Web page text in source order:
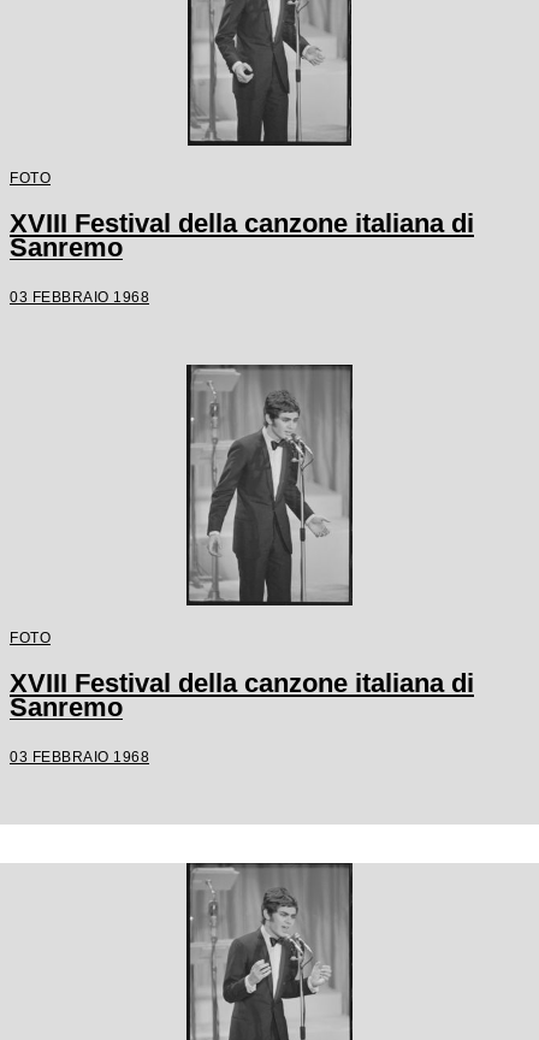
FOTO
XVIII Festival della canzone italiana di
Sanremo
03 FEBBRAIO 1968
FOTO
XVIII Festival della canzone italiana di
Sanremo
03 FEBBRAIO 1968